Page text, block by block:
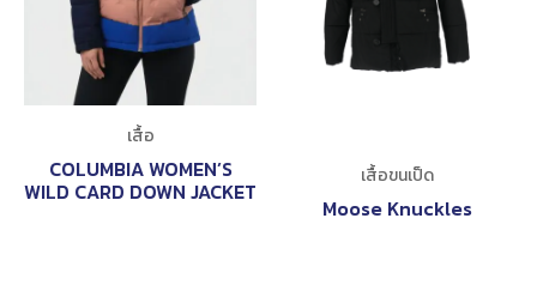
เสื้อ
COLUMBIA WOMEN’S
WILD CARD DOWN JACKET
เสื้อขนเป็ด
Moose Knuckles